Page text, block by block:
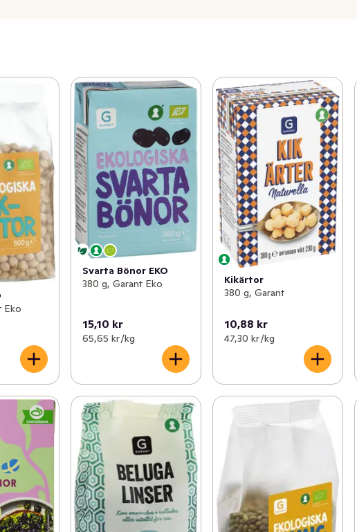
Eko
Svarta Bönor EKO
380 g, Garant Eko
15,10 kr
65,65 kr /kg
Kikärtor
380 g, Garant
10,88 kr
47,30 kr /kg